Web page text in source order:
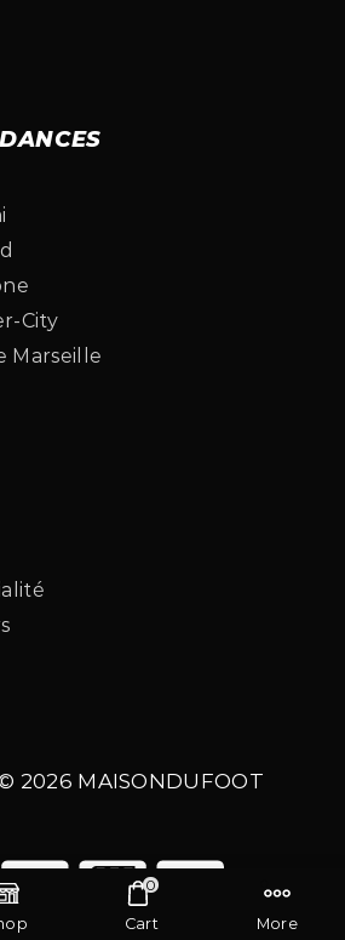
City
Marseille
2026 MAISONDUFOOT
0
Cart More